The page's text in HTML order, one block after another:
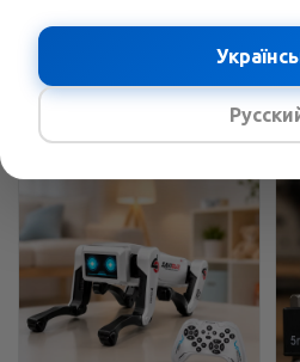
3158грн.